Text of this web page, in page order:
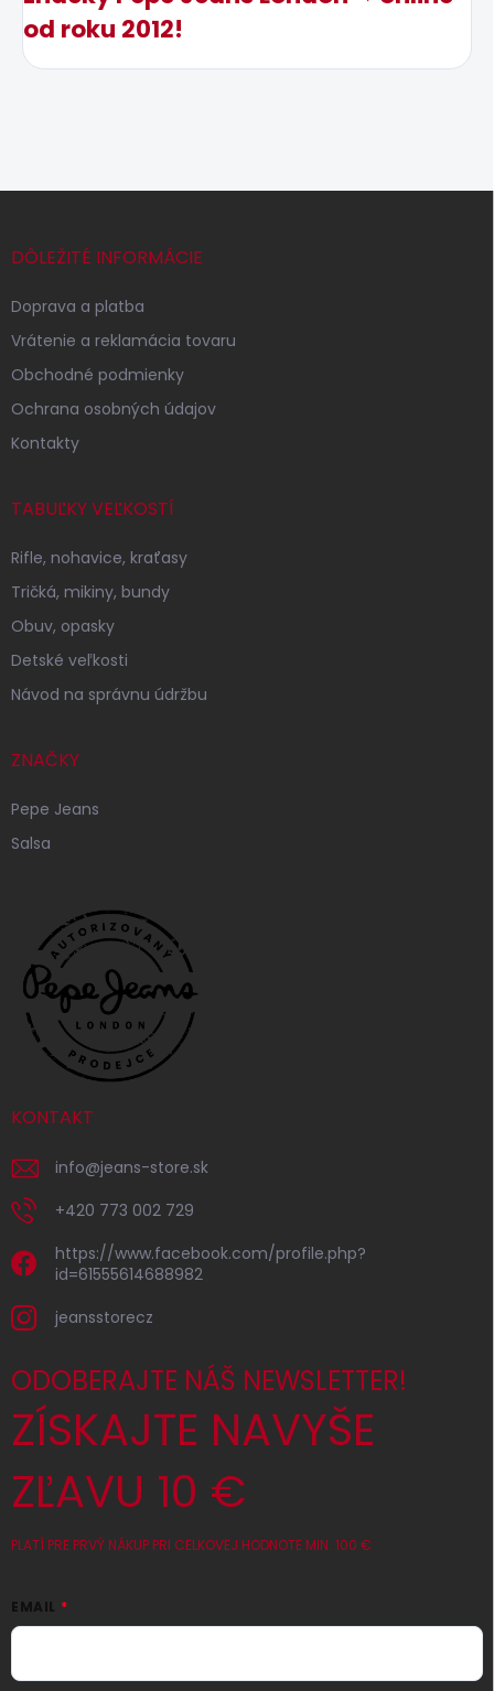
od roku 2012!
pDÔLEŽITÉ INFORMÁCIE
Doprava a platba
Vrátenie a reklamácia tovaru
Obchodné podmienky
Ochrana osobných údajov
Kontakty
TABUĽKY VEĽKOSTÍ
Rifle, nohavice, kraťasy
Tričká, mikiny, bundy
Obuv, opasky
Detské veľkosti
Návod na správnu údržbu
ZNAČKY
Pepe Jeans
Salsa
KONTAKT
info@jeans-store.sk
+420 773 002 729
https://www.facebook.com/profile.php?
id=61555614688982
jeansstorecz
ODOBERAJTE NÁŠ NEWSLETTER!
ZÍSKAJTE NAVYŠE
ZĽAVU 10 €
PLATÍ PRE PRVÝ NÁKUP PRI CELKOVEJ HODNOTE MIN. 100 €
EMAIL